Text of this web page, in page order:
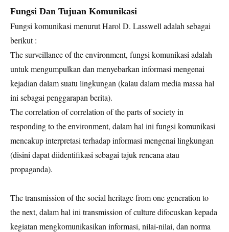
Fungsi Dan Tujuan Komunikasi
Fungsi komunikasi menurut Harol D. Lasswell adalah sebagai
berikut :
The surveillance of the environment, fungsi komunikasi adalah
untuk mengumpulkan dan menyebarkan informasi mengenai
kejadian dalam suatu lingkungan (kalau dalam media massa hal
ini sebagai penggarapan berita).
The correlation of correlation of the parts of society in
responding to the environment, dalam hal ini fungsi komunikasi
mencakup interpretasi terhadap informasi mengenai lingkungan
(disini dapat diidentifikasi sebagai tajuk rencana atau
propaganda).
The transmission of the social heritage from one generation to
the next, dalam hal ini transmission of culture difocuskan kepada
kegiatan mengkomunikasikan informasi, nilai-nilai, dan norma